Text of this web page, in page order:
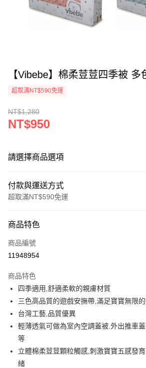
【Vibebe】棉柔荳荳四季被 多
超取滿NT$590免運
NT$1,280
NT$950
請選擇商品選項
付款與運送方式
超取滿NT$590免運
信用卡一次付款
超商取貨付款
Apple Pay
街口支付
悠遊付
Google Pay
AFTEE先享後付
商品特色
商品編號
11948954
商品特色
四季適用,舒適柔軟的親膚材質
三色高品質的遊戲安撫帶,滿足寶寶無限
台灣工藝,品質優異
輕薄透氣可做為室內空調蓋被.外出推車蓋
等
立體棉柔荳荳顆粒觸感,刺激寶寶五感發
緒